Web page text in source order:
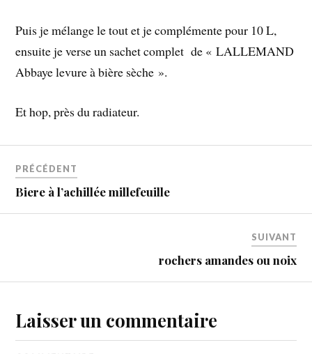
Puis je mélange le tout et je complémente pour 10 L,
ensuite je verse un sachet complet de « LALLEMAND
Abbaye levure à bière sèche ».
Et hop, près du radiateur.
PRÉCÉDENT
Biere à l’achillée millefeuille
SUIVANT
rochers amandes ou noix
Laisser un commentaire